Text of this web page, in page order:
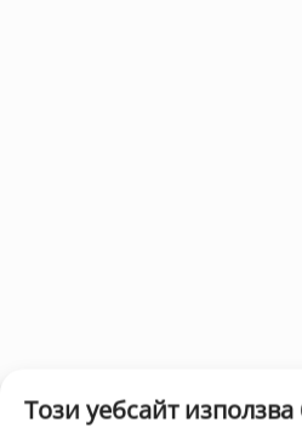
Този уебсайт използва